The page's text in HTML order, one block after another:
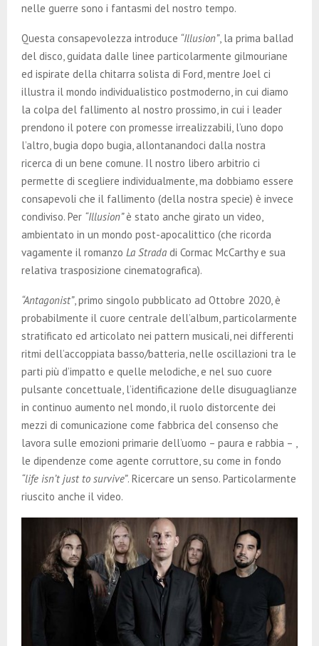
nelle guerre sono i fantasmi del nostro tempo.
Questa consapevolezza introduce “Illusion”, la prima ballad
del disco, guidata dalle linee particolarmente gilmouriane
ed ispirate della chitarra solista di Ford, mentre Joel ci
illustra il mondo individualistico postmoderno, in cui diamo
la colpa del fallimento al nostro prossimo, in cui i leader
prendono il potere con promesse irrealizzabili, l’uno dopo
l’altro, bugia dopo bugia, allontanandoci dalla nostra
ricerca di un bene comune. Il nostro libero arbitrio ci
permette di scegliere individualmente, ma dobbiamo essere
consapevoli che il fallimento (della nostra specie) è invece
condiviso. Per “Illusion”è stato anche girato un video,
ambientato in un mondo post-apocalittico (che ricorda
vagamente il romanzo La Strada di Cormac McCarthy e sua
relativa trasposizione cinematografica).
“Antagonist”, primo singolo pubblicato ad Ottobre 2020, è
probabilmente il cuore centrale dell’album, particolarmente
stratificato ed articolato nei pattern musicali, nei differenti
ritmi dell’accoppiata basso/batteria, nelle oscillazioni tra le
parti più d’impatto e quelle melodiche, e nel suo cuore
pulsante concettuale, l’identificazione delle disuguaglianze
in continuo aumento nel mondo, il ruolo distorcente dei
mezzi di comunicazione come fabbrica del consenso che
lavora sulle emozioni primarie dell’uomo – paura e rabbia – ,
le dipendenze come agente corruttore, su come in fondo
“life isn’t just to survive”. Ricercare un senso. Particolarmente
riuscito anche il video.